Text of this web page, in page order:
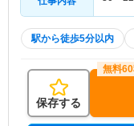
駅から徒歩5分以内
保存する